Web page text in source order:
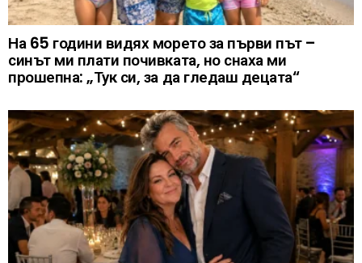
На 65 години видях морето за първи път –
синът ми плати почивката, но снаха ми
прошепна: „Тук си, за да гледаш децата“